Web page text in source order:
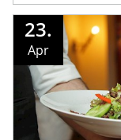
23.
Apr